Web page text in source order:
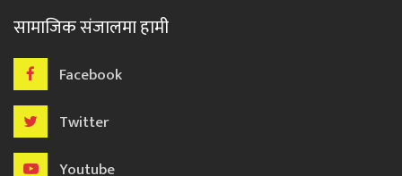
सामाजिक संजालमा हामी
Facebook
Twitter
Youtube